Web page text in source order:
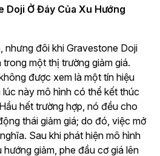
Doji Ở Đáy Của Xu Hướng
nhưng đôi khi Gravestone Doji
một thị trường giảm giá.
được xem là một tín hiệu
này mô hình có thể kết thúc
hết trường hợp, nó đều cho
thái giảm giá; do đó, việc mở
Sau khi phát hiện mô hình
giảm, phe đầu cơ giá lên